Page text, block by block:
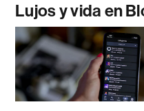
Lujos y vida en